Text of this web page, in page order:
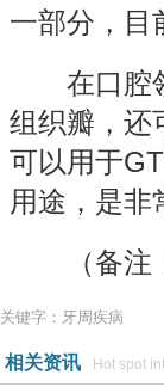
一部分，目
在口腔领
组织瓣，还
可以用于
用途，是非
（备注：
关键字：牙周疾病
相关资讯 Hot spot